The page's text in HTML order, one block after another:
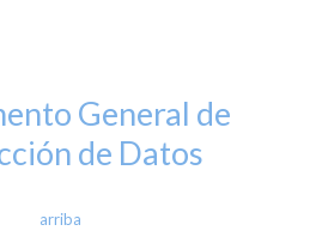
General de
de Datos
arriba